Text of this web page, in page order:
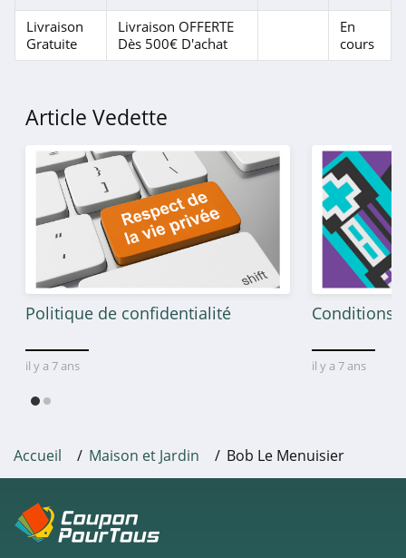
4.0
Philips
4.1
2echoix.fr
4.8
Livraison
Gratuite
Livraison OFFERTE
Dès 500€ D'achat
En
cours
Article Vedette
Politique de confidentialité
il y a 7 ans
Conditions
il y a 7 ans
Accueil Maison et Jardin Bob Le Menuisier